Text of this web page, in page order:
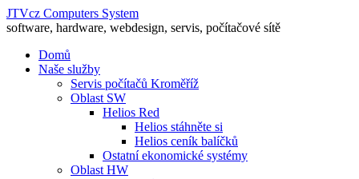
JTVcz Computers System
software, hardware, webdesign, servis, počítačové sítě
Domů
Naše služby
Servis počítačů Kroměříž
Oblast SW
Helios Red
Helios stáhněte si
Helios ceník balíčků
Ostatní ekonomické systémy
Oblast HW